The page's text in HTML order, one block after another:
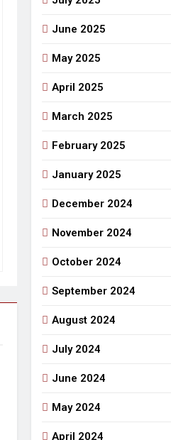
June 2025
May 2025
April 2025
March 2025
February 2025
January 2025
December 2024
November 2024
October 2024
September 2024
August 2024
July 2024
June 2024
May 2024
April 2024